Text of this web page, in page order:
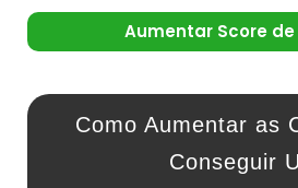
Aumentar Score
Como Aumentar as
Conseguir